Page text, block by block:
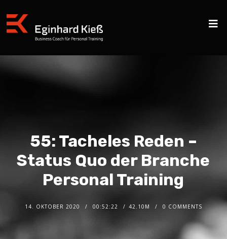
55: Tacheles Reden –
Status Quo der Branche
Personal Training
14. OKTOBER 2020 00:52:22 42.10M 0 COMMENTS